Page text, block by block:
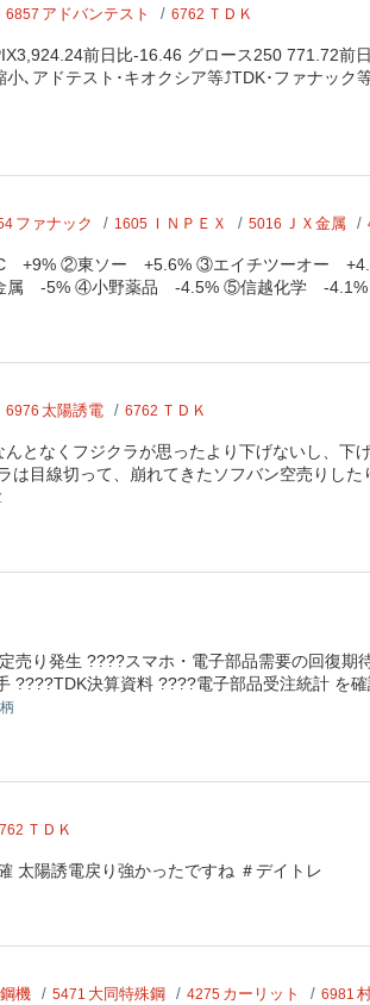
6857 アドバンテスト 6762 ＴＤＫ
前日比-16.46 グロース250 771.72前
､アドテスト･キオクシア等⤴️TDK･ファナック
ファナック 1605 ＩＮＰＥＸ 5016 ＪＸ金属
+9% ②東ソー +5.6% ③エイチツーオー
-5% ④小野薬品 -4.5% ⑤信越化学 -4.1%
6976 太陽誘電 6762 ＴＤＫ
となくフジクラが思ったより下げないし、下
目線切って、崩れてきたソフバン空売りし
売り発生 ????スマホ・電子部品需要の回復
????TDK決算資料 ????電子部品受注統計 を
ＴＤＫ
陽誘電戻り強かったですね ＃デイトレ
機 5471 大同特殊鋼 4275 カーリット 6981